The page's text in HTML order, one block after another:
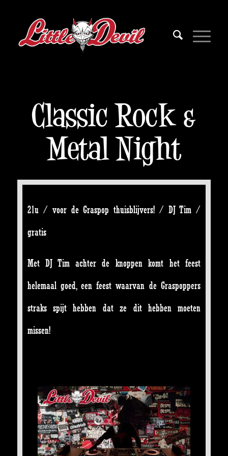
Classic Rock &
Metal Night
21u / voor de Graspop thuisblijvers! / DJ Tim /
gratis
Met DJ Tim achter de knoppen komt het feest
helemaal goed, een feest waarvan de Graspoppers
straks spijt hebben dat ze dit hebben moeten
missen!